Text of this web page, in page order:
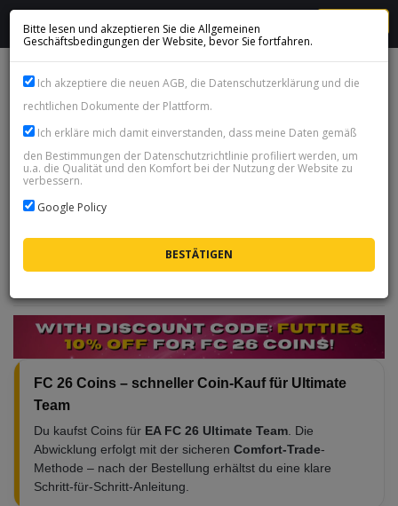
FC 26 Coins Playstation 5 (PS5)-Playstation 4 (PS4)-xsx-xss-
Verfügbarkeit:
FC 26 Coinssind die Währung im Ultimate Team -
damit holst du dir Spieler, Packs und alles, was dein
Konsolen, verkaufen sie
Blick.
FC 26 Coins – schneller Coin-Kauf für Ultimate
Team
Du kaufst Coins für EA FC 26 Ultimate Team . Die
Abwicklung erfolgt mit der sicheren Comfort-Trade-
Methode – nach der Bestellung erhältst du eine klare
Schritt-für-Schritt-Anleitung.
Bitte lesen und akzeptieren Sie die Allgemeinen
Geschäftsbedingungen der Website, bevor Sie fortfahren.
Ich akzeptiere die neuen AGB, die Datenschutzerklärung und die
rechtlichen Dokumente der Plattform.
Ich erkläre mich damit einverstanden, dass meine Daten gemäß
den Bestimmungen der Datenschutzrichtlinie profiliert werden, um
u.a. die Qualität und den Komfort bei der Nutzung der Website zu
verbessern.
Google Policy